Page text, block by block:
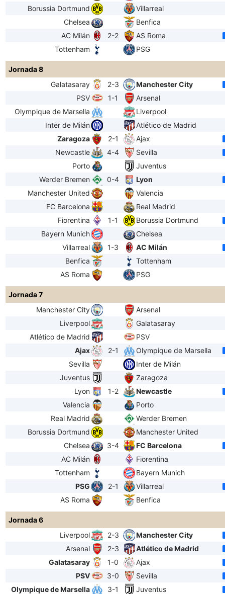
Borussia Dortmund
Villarreal
Chelsea
Benfica
AC Milán
2-2
AS Roma
Tottenham
PSG
Jornada 8
Galatasaray
2-3
Manchester City
PSV
1-1
Arsenal
Olympique de Marsella
Liverpool
Inter de Milán
Atlético de Madrid
Zaragoza
2-1
Ajax
Newcastle
4-4
Sevilla
Porto
Juventus
Werder Bremen
0-4
Lyon
Manchester United
Valencia
FC Barcelona
Real Madrid
Fiorentina
1-1
Borussia Dortmund
Bayern Munich
Chelsea
Villarreal
1-3
AC Milán
Benfica
Tottenham
AS Roma
PSG
Jornada 7
Manchester City
Arsenal
Liverpool
Galatasaray
Atlético de Madrid
PSV
Ajax
2-1
Olympique de Marsella
Sevilla
Inter de Milán
Juventus
Zaragoza
Lyon
1-2
Newcastle
Valencia
Porto
Real Madrid
Werder Bremen
Borussia Dortmund
Manchester United
Chelsea
3-4
FC Barcelona
AC Milán
Fiorentina
Tottenham
Bayern Munich
PSG
2-1
Villarreal
AS Roma
Benfica
Jornada 6
Liverpool
2-3
Manchester City
Arsenal
2-3
Atlético de Madrid
Galatasaray
1-0
Ajax
PSV
3-0
Sevilla
Olympique de Marsella
3-1
Juventus